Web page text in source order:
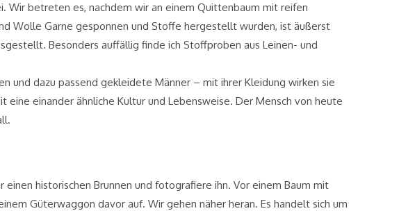
Wir betreten es, nachdem wir an einem Quittenbaum mit reifen
Wolle Garne gesponnen und Stoffe hergestellt wurden, ist äußerst
Besonders auffällig finde ich Stoffproben aus Leinen- und
und dazu passend gekleidete Männer – mit ihrer Kleidung wirken sie
einander ähnliche Kultur und Lebensweise. Der Mensch von heute
historischen Brunnen und fotografiere ihn. Vor einem Baum mit
Güterwaggon davor auf. Wir gehen näher heran. Es handelt sich um